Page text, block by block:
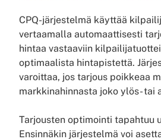
CPQ-järjestelmä käyttää
vertaamalla automaattisesti
hintaa vastaaviin
optimaalista hintapistettä.
varoittaa, jos tarjous poikkeaa
markkinahinnasta joko ylös- tai
Tarjousten optimointi tapahtuu
Ensinnäkin järjestelmä voi